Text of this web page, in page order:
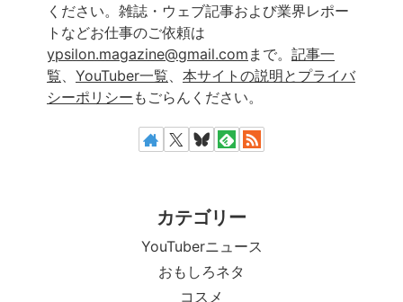
ください。雑誌・ウェブ記事および業界レポー
トなどお仕事のご依頼は
ypsilon.magazine@gmail.com まで。 記事一
覧、 YouTuber一覧、 本サイトの説明とプライバ
シーポリシー もごらんください。
カテゴリー
YouTuberニュース
おもしろネタ
コスメ